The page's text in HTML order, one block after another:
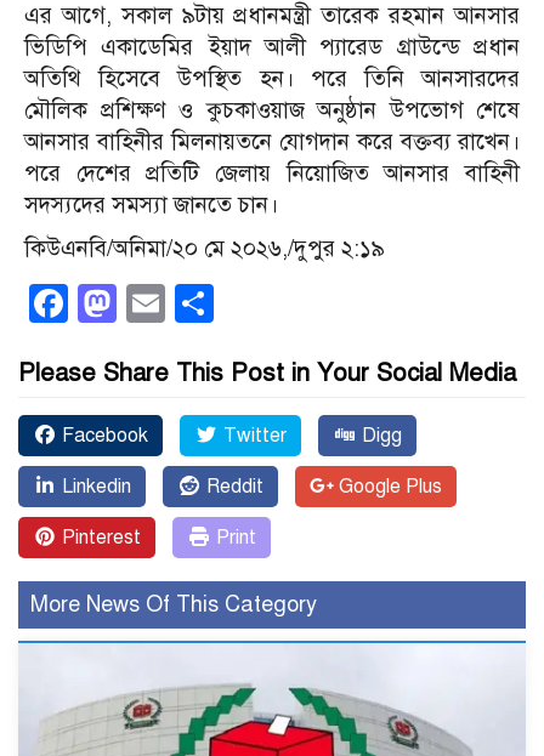
এর আগে, সকাল ৯টায় প্রধানমন্ত্রী তারেক রহমান আনসার
ভিডিপি একাডেমির ইয়াদ আলী প্যারেড গ্রাউন্ডে প্রধান
অতিথি হিসেবে উপস্থিত হন। পরে তিনি আনসারদের
মৌলিক প্রশিক্ষণ ও কুচকাওয়াজ অনুষ্ঠান উপভোগ শেষে
আনসার বাহিনীর মিলনায়তনে যোগদান করে বক্তব্য রাখেন।
পরে দেশের প্রতিটি জেলায় নিয়োজিত আনসার বাহিনী
সদস্যদের সমস্যা জানতে চান।
কিউএনবি/অনিমা/২০ মে ২০২৬,/দুপুর ২:১৯
Facebook
Mastodon
Email
Please Share This Post in Your Social Media
Facebook Twitter Digg
Linkedin Reddit Google Plus
Pinterest Print
More News Of This Category